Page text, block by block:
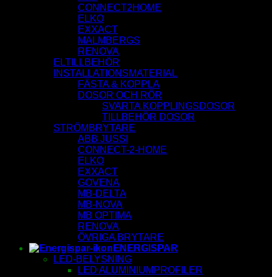
CONNECT2HOME
ELKO
EXXACT
MALMBERGS
RENOVA
ELTILLBEHÖR
INSTALLATIONSMATERIAL
FÄSTA & KOPPLA
DOSOR OCH RÖR
SVARTA KOPPLINGSDOSOR
TILLBEHÖR DOSOR
STRÖMBRYTARE
ABB JUSSI
CONNECT-2-HOME
ELKO
EXXACT
GOVENA
MB-DELTA
MB-NOVA
MB OPTIMA
RENOVA
ÖVRIGA BRYTARE
ENERGISPAR
LED-BELYSNING
LED ALUMINIUMPROFILER